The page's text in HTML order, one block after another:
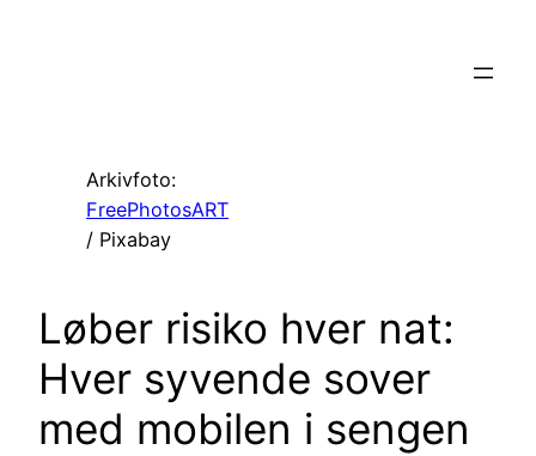
Arkivfoto:
FreePhotosART
/ Pixabay
Løber risiko hver nat:
Hver syvende sover
med mobilen i sengen